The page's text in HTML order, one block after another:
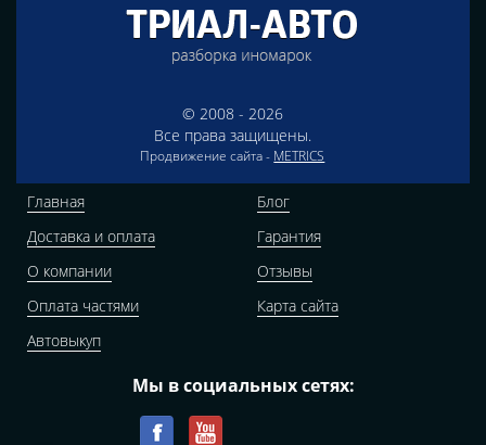
© 2008 - 2026
Все права защищены.
Продвижение сайта - METRICS
Главная
Доставка и оплата
О компании
Оплата частями
Автовыкуп
Блог
Гарантия
Отзывы
Карта сайта
Мы в социальных сетях: